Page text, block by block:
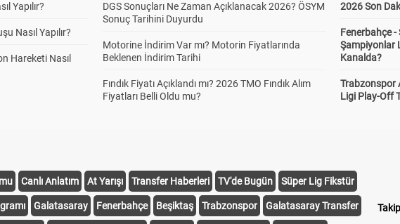
Yapılır?
Nasıl Yapılır?
Hareketi Nasıl
DGS Sonuçları Ne Zaman Açıklanacak 2026? ÖSYM
Sonuç Tarihini Duyurdu
Motorine İndirim Var mı? Motorin Fiyatlarında
Beklenen İndirim Tarihi
Fındık Fiyatı Açıklandı mı? 2026 TMO Fındık Alım
Fiyatları Belli Oldu mu?
2026 Son
Fenerbahçe -
Şampiyonlar
Kanalda?
Trabzonspor
Ligi Play-Off
Canlı Anlatım At Yarışı Transfer Haberleri TV'de Bugün Süper Lig Fikstür
Galatasaray Fenerbahçe Beşiktaş Trabzonspor Galatasaray Transfer